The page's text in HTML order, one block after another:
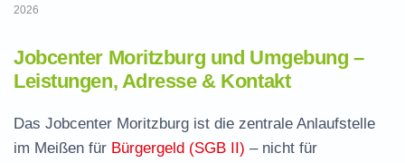
2026
Jobcenter Moritzburg und Umgebung –
Leistungen, Adresse & Kontakt
Das Jobcenter Moritzburg ist die zentrale Anlaufstelle
im Meißen für Bürgergeld (SGB II) – nicht für